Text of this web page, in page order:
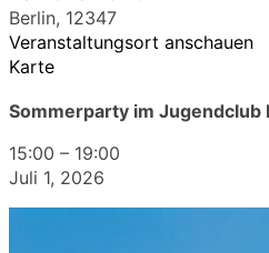
Berlin, 12347
Veranstaltungsort anschauen
Karte
Sommerparty im Jugendclub
15:00 – 19:00
Juli 1, 2026